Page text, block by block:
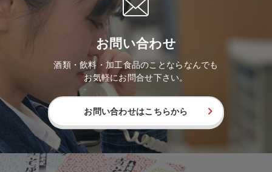
お問い合わせ
酒類・飲料・加工食品のことならなんでも
お気軽にお問合せ下さい。
お問い合わせはこちらから